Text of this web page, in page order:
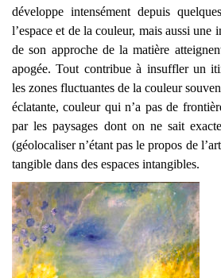
développe intensément depuis
l’espace et de la couleur, mais aussi une
de son approche de la matière
apogée. Tout contribue à insuffler un
les zones fluctuantes de la couleur
éclatante, couleur qui n’a pas de
par les paysages dont on ne sait
(géolocaliser n’étant pas le propos de
tangible dans des espaces intangibles.